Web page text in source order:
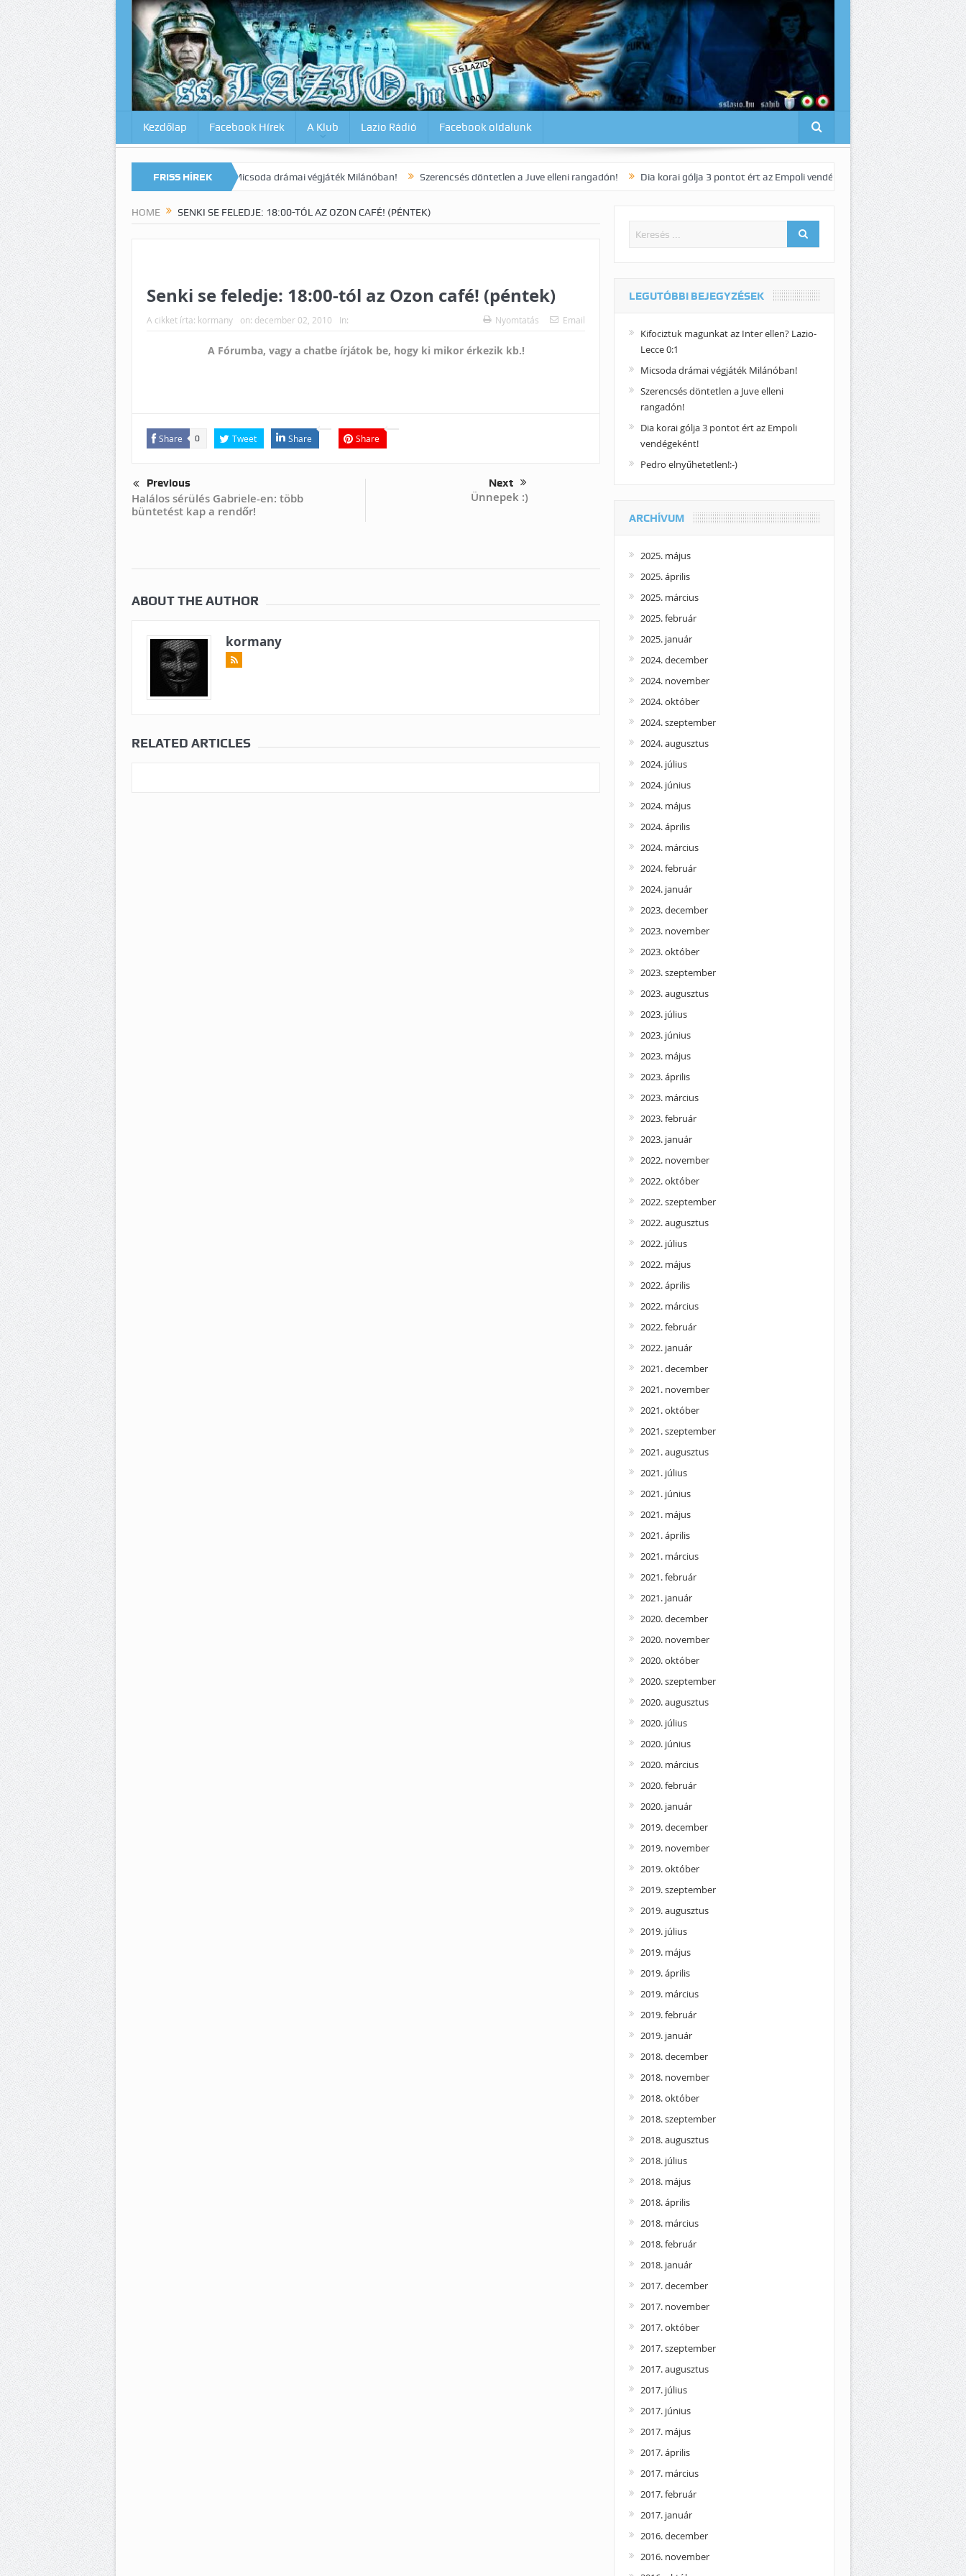
Kezdőlap Facebook Hírek A Klub Lazio Rádió Facebook oldalunk
FRISS HÍREK
az Inter ellen? Lazio-Lecce 0:1 Micsoda drámai végjáték Milánóban! Szerencsés döntetlen a Juve elleni rangadón! Dia korai gólja 3 pontot ért az Empoli vendégeként! Pedro elnyűhetetlen!:-)
HOME SENKI SE FELEDJE: 18:00-TÓL AZ OZON CAFÉ! (PÉNTEK)
Senki se feledje: 18:00-tól az Ozon café! (péntek)
A cikket írta: kormany on: december 02, 2010 In: Nyomtatás Email
A Fórumba, vagy a chatbe írjátok be, hogy ki mikor érkezik kb.!
Share 0 Tweet Share Share
Previous
Halálos sérülés Gabriele-en: több
büntetést kap a rendőr!
Next
Ünnepek :)
ABOUT THE AUTHOR
kormany
RELATED ARTICLES
LEGUTÓBBI BEJEGYZÉSEK
Kifociztuk magunkat az Inter ellen? Lazio-
Lecce 0:1
Micsoda drámai végjáték Milánóban!
Szerencsés döntetlen a Juve elleni
rangadón!
Dia korai gólja 3 pontot ért az Empoli
vendégeként!
Pedro elnyűhetetlen!:-)
ARCHÍVUM
2025. május
2025. április
2025. március
2025. február
2025. január
2024. december
2024. november
2024. október
2024. szeptember
2024. augusztus
2024. július
2024. június
2024. május
2024. április
2024. március
2024. február
2024. január
2023. december
2023. november
2023. október
2023. szeptember
2023. augusztus
2023. július
2023. június
2023. május
2023. április
2023. március
2023. február
2023. január
2022. november
2022. október
2022. szeptember
2022. augusztus
2022. július
2022. május
2022. április
2022. március
2022. február
2022. január
2021. december
2021. november
2021. október
2021. szeptember
2021. augusztus
2021. július
2021. június
2021. május
2021. április
2021. március
2021. február
2021. január
2020. december
2020. november
2020. október
2020. szeptember
2020. augusztus
2020. július
2020. június
2020. március
2020. február
2020. január
2019. december
2019. november
2019. október
2019. szeptember
2019. augusztus
2019. július
2019. május
2019. április
2019. március
2019. február
2019. január
2018. december
2018. november
2018. október
2018. szeptember
2018. augusztus
2018. július
2018. május
2018. április
2018. március
2018. február
2018. január
2017. december
2017. november
2017. október
2017. szeptember
2017. augusztus
2017. július
2017. június
2017. május
2017. április
2017. március
2017. február
2017. január
2016. december
2016. november